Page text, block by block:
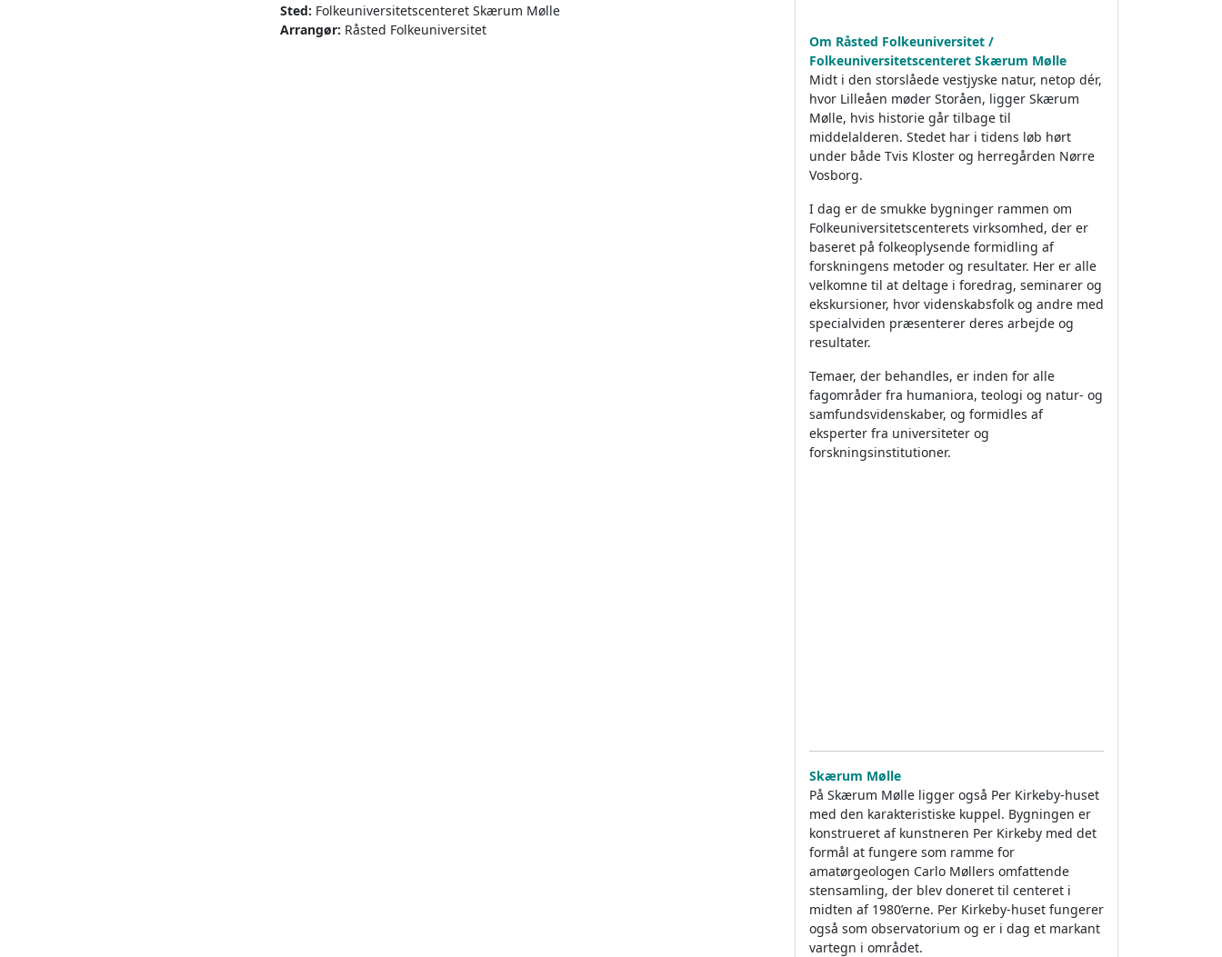
Sted: Folkeuniversitetscenteret Skærum Mølle
Arrangør: Råsted Folkeuniversitet
Om Råsted Folkeuniversitet /
Folkeuniversitetscenteret Skærum Mølle
Midt i den storslåede vestjyske natur, netop dér,
hvor Lilleåen møder Storåen, ligger Skærum
Mølle, hvis historie går tilbage til
middelalderen. Stedet har i tidens løb hørt
under både Tvis Kloster og herregården Nørre
Vosborg.
I dag er de smukke bygninger rammen om
Folkeuniversitetscenterets virksomhed, der er
baseret på folkeoplysende formidling af
forskningens metoder og resultater. Her er alle
velkomne til at deltage i foredrag, seminarer og
ekskursioner, hvor videnskabsfolk og andre med
specialviden præsenterer deres arbejde og
resultater.
Temaer, der behandles, er inden for alle
fagområder fra humaniora, teologi og natur- og
samfundsvidenskaber, og formidles af
eksperter fra universiteter og
forskningsinstitutioner.
Skærum Mølle
På Skærum Mølle ligger også Per Kirkeby-huset
med den karakteristiske kuppel. Bygningen er
konstrueret af kunstneren Per Kirkeby med det
formål at fungere som ramme for
amatørgeologen Carlo Møllers omfattende
stensamling, der blev doneret til centeret i
midten af 1980’erne. Per Kirkeby-huset fungerer
også som observatorium og er i dag et markant
vartegn i området.